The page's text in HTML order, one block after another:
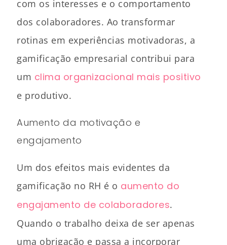
com os interesses e o comportamento
dos colaboradores. Ao transformar
rotinas em experiências motivadoras, a
gamificação empresarial contribui para
um clima organizacional mais positivo
e produtivo.
Aumento da motivação e
engajamento
Um dos efeitos mais evidentes da
gamificação no RH é o aumento do
engajamento de colaboradores.
Quando o trabalho deixa de ser apenas
uma obrigação e passa a incorporar